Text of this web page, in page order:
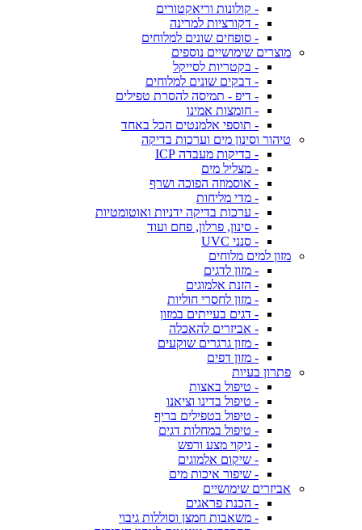
- קולונות וריאקטורים
- דקורציות למרינה
- סופחים שונים למלוחים
מוצרים שימושיים נוספים
- בקטריות לסייקל
- דבקים שונים למלוחים
- דיפ - תמיסה להסרת טפילים
- חומצות אמינו
- תוספי אלמנטים הכל באחד
טיהור וסינון מים וערכות בדיקה
- בדיקות מעבדה ICP
- מצליל מים
- אוסמוזה הפוכה ושרף
- מדי מליחות
- ערכות בדיקה ידניות ואוטומטיות
- סינון, פרלון, פחם ועוד
- סנני UVC
מזון למים מלוחים
- מזון לדגים
- הזנת אלמוגים
- מזון לחסרי חוליות
- דגים בעייתים במזון
- אביזרים להאכלה
- מזון גרגרים שוקעים
- מזון דפים
פתרון בעיות
- טיפול באצות
- טיפול בדינו וציאנו
- טיפול בטפילים בריף
- טיפול במחלות דגים
- ניקוי מצע ורפש
- שיקום אלמוגים
- שיפור איכות מים
אביזרים שימושיים
- הכנת פראגים
- משאבות חמצן וסוללות גיבוי